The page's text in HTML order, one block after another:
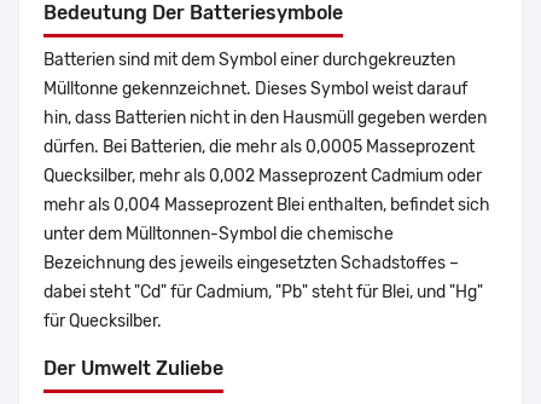
Bedeutung Der Batteriesymbole
Batterien sind mit dem Symbol einer durchgekreuzten
Mülltonne gekennzeichnet. Dieses Symbol weist darauf
hin, dass Batterien nicht in den Hausmüll gegeben werden
dürfen. Bei Batterien, die mehr als 0,0005 Masseprozent
Quecksilber, mehr als 0,002 Masseprozent Cadmium oder
mehr als 0,004 Masseprozent Blei enthalten, befindet sich
unter dem Mülltonnen-Symbol die chemische
Bezeichnung des jeweils eingesetzten Schadstoffes –
dabei steht "Cd" für Cadmium, "Pb" steht für Blei, und "Hg"
für Quecksilber.
Der Umwelt Zuliebe